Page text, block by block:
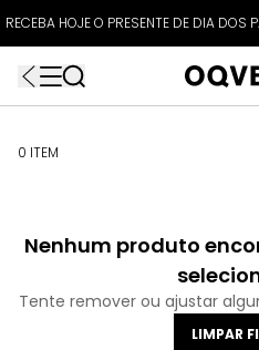
RECEBA HOJE O PRESENTE DE DIA
0 ITEM
Nenhum produto
Tente remover ou ajustar
LIMPAR